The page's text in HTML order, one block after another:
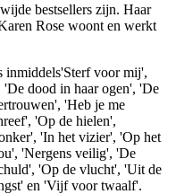
bestsellers zijn. Haar
Rose woont en werkt
inmiddels'Sterf voor mij',
dood in haar ogen', 'De
'Heb je me
'Op de hielen',
'In het vizier', 'Op het
'Nergens veilig', 'De
'Op de vlucht', 'Uit de
en 'Vijf voor twaalf'.